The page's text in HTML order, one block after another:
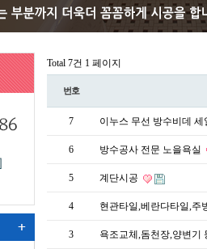
Total 7건 1 페이지
번호
7 이누스 무선 방수비데
6 방수공사 전문 노을욕실
5 계단시공
4 현관타일,베란다타일,주
3 욕조교체,돔천장,양변기